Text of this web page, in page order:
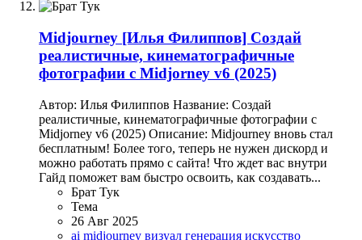
Midjourney [Илья Филиппов] Создай
реалистичные, кинематографичные
фотографии с Midjorney v6 (2025)
Автор: Илья Филиппов Название: Создай
реалистичные, кинематографичные фотографии с
Midjorney v6 (2025) Описание: Midjourney вновь стал
бесплатным! Более того, теперь не нужен дискорд и
можно работать прямо с сайта! Что ждет вас внутри
Гайд поможет вам быстро освоить, как создавать...
Брат Тук
Тема
26 Авг 2025
ai midjourney визуал генерация искусство